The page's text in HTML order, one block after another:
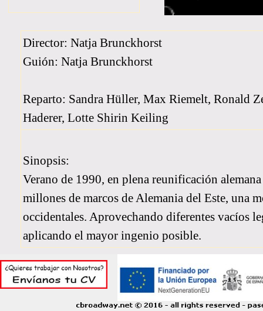
Director: Natja Brunckhorst
Guión: Natja Brunckhorst
Reparto: Sandra Hüller, Max Riemelt, Ronald
Haderer, Lotte Shirin Keiling
Sinopsis:
Verano de 1990, en plena reunificación
millones de marcos de Alemania del Este, una
occidentales. Aprovechando diferentes vacíos
aplicando el mayor ingenio posible.